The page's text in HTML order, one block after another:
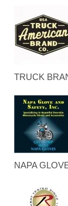
TRUCK
NAPA